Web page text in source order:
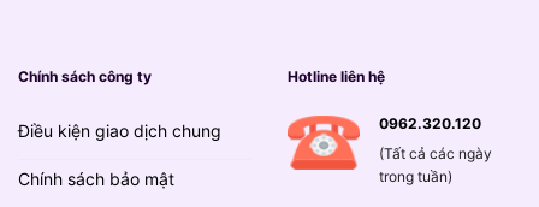
Chính sách công ty
Điều kiện giao dịch chung
Chính sách bảo mật
Hotline liên hệ
0962.320.120
(Tất cả các ngày
trong tuần)